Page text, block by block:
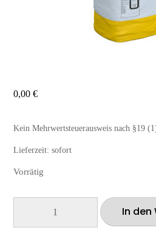
0,00€
Kein Mehrwertsteuerausweis nach §19
Lieferzeit:sofort
Vorrätig
In den